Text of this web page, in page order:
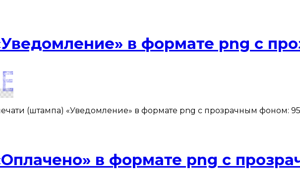
в формате png с
(штампа) «Уведомление» в формате png с прозрачным фоном:
в формате png с